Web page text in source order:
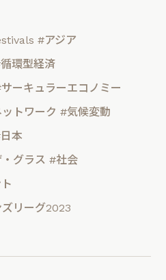
#アジア
環型経済
ーキュラーエコノミー
トワーク #気候変動
本
グラス #社会
リーグ2023